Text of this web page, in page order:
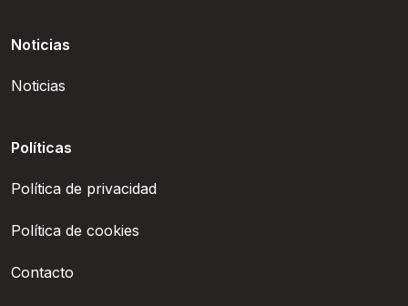
Noticias
Noticias
Políticas
Política de privacidad
Política de cookies
Contacto